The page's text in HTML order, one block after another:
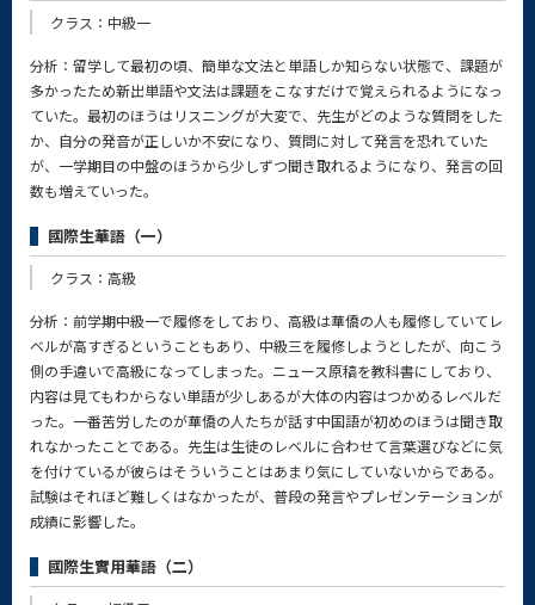
クラス：中級一
分析：留学して最初の頃、簡単な文法と単語しか知らない状態で、課題が
多かったため新出単語や文法は課題をこなすだけで覚えられるようになっ
ていた。最初のほうはリスニングが大変で、先生がどのような質問をした
か、自分の発音が正しいか不安になり、質問に対して発言を恐れていた
が、一学期目の中盤のほうから少しずつ聞き取れるようになり、発言の回
数も増えていった。
國際生華語（一）
クラス：高級
分析：前学期中級一で履修をしており、高級は華僑の人も履修していてレ
ベルが高すぎるということもあり、中級三を履修しようとしたが、向こう
側の手違いで高級になってしまった。ニュース原稿を教科書にしており、
内容は見てもわからない単語が少しあるが大体の内容はつかめるレベルだ
った。一番苦労したのが華僑の人たちが話す中国語が初めのほうは聞き取
れなかったことである。先生は生徒のレベルに合わせて言葉選びなどに気
を付けているが彼らはそういうことはあまり気にしていないからである。
試験はそれほど難しくはなかったが、普段の発言やプレゼンテーションが
成績に影響した。
國際生實用華語（二）